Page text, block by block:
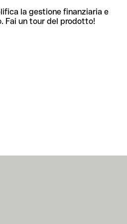
la gestione finanziaria e
Fai un tour del prodotto!